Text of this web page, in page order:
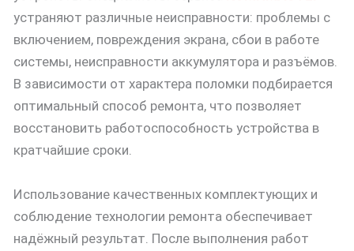
устраняют различные неисправности: проблемы с
включением, повреждения экрана, сбои в работе
системы, неисправности аккумулятора и разъёмов.
В зависимости от характера поломки подбирается
оптимальный способ ремонта, что позволяет
восстановить работоспособность устройства в
кратчайшие сроки.
Использование качественных комплектующих и
соблюдение технологии ремонта обеспечивает
надёжный результат. После выполнения работ